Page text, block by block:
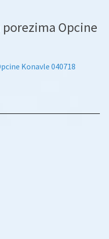
Opcine
Konavle 040718